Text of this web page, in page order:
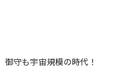
御守も宇宙規模の時代！